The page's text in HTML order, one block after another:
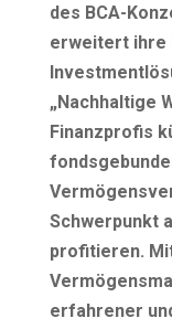
des BCA-
erweitert ihre
„Nachhaltige
Finanzprofis
Schwerpunkt
profitieren.
erfahrener